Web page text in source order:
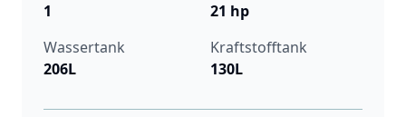
1
21 hp
Wassertank
206L
Kraftstofftank
130L